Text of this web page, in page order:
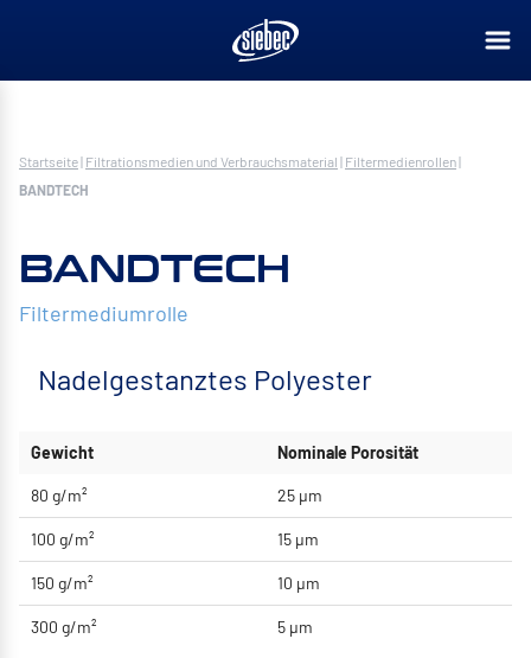
Startseite| Filtrationsmedien und Verbrauchsmaterial | Filtermedienrollen|
BANDTECH
BANDTECH
Filtermediumrolle
Nadelgestanztes Polyester
Gewicht Nominale Porosität
80 g/m² 25 μm
100 g/m² 15 μm
150 g/m² 10 μm
300 g/m² 5 μm